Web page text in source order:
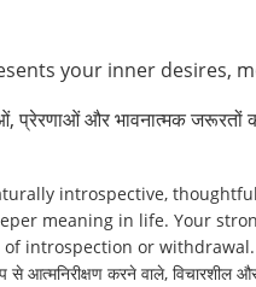
your inner desires,
और भावनात्मक जरूरतों का
introspective,
meaning in life. Your
introspection or withdrawal.
करने वाले, विचारशील